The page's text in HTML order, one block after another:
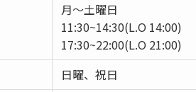
月～土曜日
11:30~14:30(L.O 14:00)
17:30~22:00(L.O 21:00)
日曜、祝日